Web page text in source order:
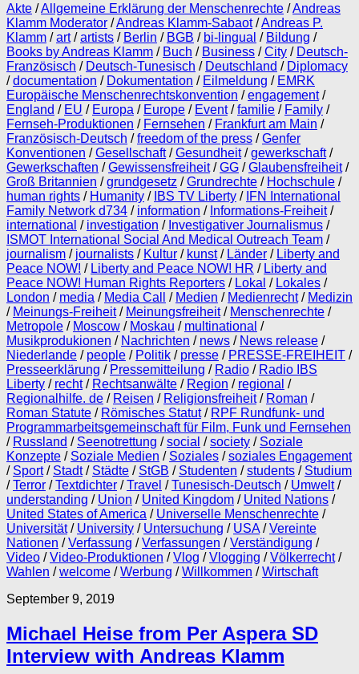
Akte /Allgemeine Erklärung der Menschenrechte /Andreas
Klamm Moderator /Andreas Klamm-Sabaot/Andreas P.
Klamm /art/artists / Berlin / BGB / bi-lingual / Bildung /
Books by Andreas Klamm / Buch / Business /City / Deutsch-
Französisch / Deutsch-Tunesisch / Deutschland / Diplomacy
/documentation / Dokumentation / Eilmeldung / EMRK
Europäische Menschenrechtskonvention /engagement/
England / EU / Europa / Europe / Event/familie / Family /
Fernseh-Produktionen / Fernsehen / Frankfurt am Main /
Französisch-Deutsch /freedom of the press /Genfer
Konventionen /Gesellschaft/Gesundheit/gewerkschaft/
Gewerkschaften /Gewissensfreiheit/GG /Glaubensfreiheit/
Groß Britannien /grundgesetz /Grundrechte / Hochschule /
human rights / Humanity / IBS TV Liberty / IFN International
Family Network d734 / information / Informations-Freiheit/
international / investigation / Investigativer Journalismus /
ISMOT International Social And Medical Outreach Team /
journalism / journalists / Kultur / kunst/ Länder / Liberty and
Peace NOW! / Liberty and Peace NOW! HR / Liberty and
Peace NOW! Human Rights Reporters / Lokal / Lokales /
London / media / Media Call / Medien / Medienrecht/ Medizin
/ Meinungs-Freiheit/ Meinungsfreiheit/ Menschenrechte /
Metropole / Moscow / Moskau / multinational /
Musikprodukionen / Nachrichten / news / News release /
Niederlande / people / Politik / presse / PRESSE-FREIHEIT /
Presseerklärung / Pressemitteilung / Radio / Radio IBS
Liberty / recht/ Rechtsanwälte / Region / regional /
Regionalhilfe. de / Reisen / Religionsfreiheit/ Roman /
Roman Statute / Römisches Statut/ RPF Rundfunk- und
Programmarbeitsgemeinschaft für Film, Funk und Fernsehen
/ Russland / Seenotrettung /social /society / Soziale
Konzepte / Soziale Medien / Soziales /soziales Engagement
/ Sport/ Stadt/ Städte / StGB / Studenten /students / Studium
/Terror /Textdichter /Travel /Tunesisch-Deutsch / Umwelt/
understanding / Union / United Kingdom / United Nations /
United States of America / Universelle Menschenrechte /
Universität/ University / Untersuchung / USA /Vereinte
Nationen /Verfassung /Verfassungen /Verständigung /
Video /Video-Produktionen /Vlog /Vlogging /Völkerrecht/
Wahlen /welcome /Werbung /Willkommen /Wirtschaft
September 9, 2019
Michael Heise from Per Aspera SD
Interview with Andreas Klamm